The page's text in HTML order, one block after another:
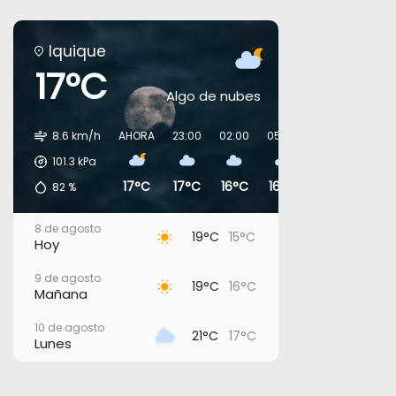
Iquique
17°C Algo de nubes
8.6 km/h
101.3 kPa
82 %
AHORA
17°C
23:00
17°C
02:00
16°C
05:00
16°C
8 de agosto
Hoy 19°C 15°C
9 de agosto
Mañana 19°C 16°C
10 de agosto
Lunes 21°C 17°C